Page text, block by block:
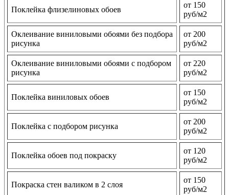
Поклейка флизелиновых обоев
от 150
руб/м2
Оклеивание виниловыми обоями без подбора
рисунка
от 200
руб/м2
Оклеивание виниловыми обоями с подбором
рисунка
от 220
руб/м2
Поклейка виниловых обоев
от 150
руб/м2
Поклейка с подбором рисунка
от 200
руб/м2
Поклейка обоев под покраску
от 120
руб/м2
Покраска стен валиком в 2 слоя
от 150
руб/м2